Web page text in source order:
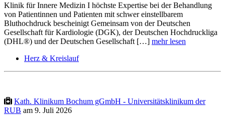
Klinik für Innere Medizin I höchste Expertise bei der Behandlung
von Patientinnen und Patienten mit schwer einstellbarem
Bluthochdruck bescheinigt Gemeinsam von der Deutschen
Gesellschaft für Kardiologie (DGK), der Deutschen Hochdruckliga
(DHL®) und der Deutschen Gesellschaft […] mehr lesen
Herz & Kreislauf
Kath. Klinikum Bochum gGmbH - Universitätsklinikum der
RUB am 9. Juli 2026